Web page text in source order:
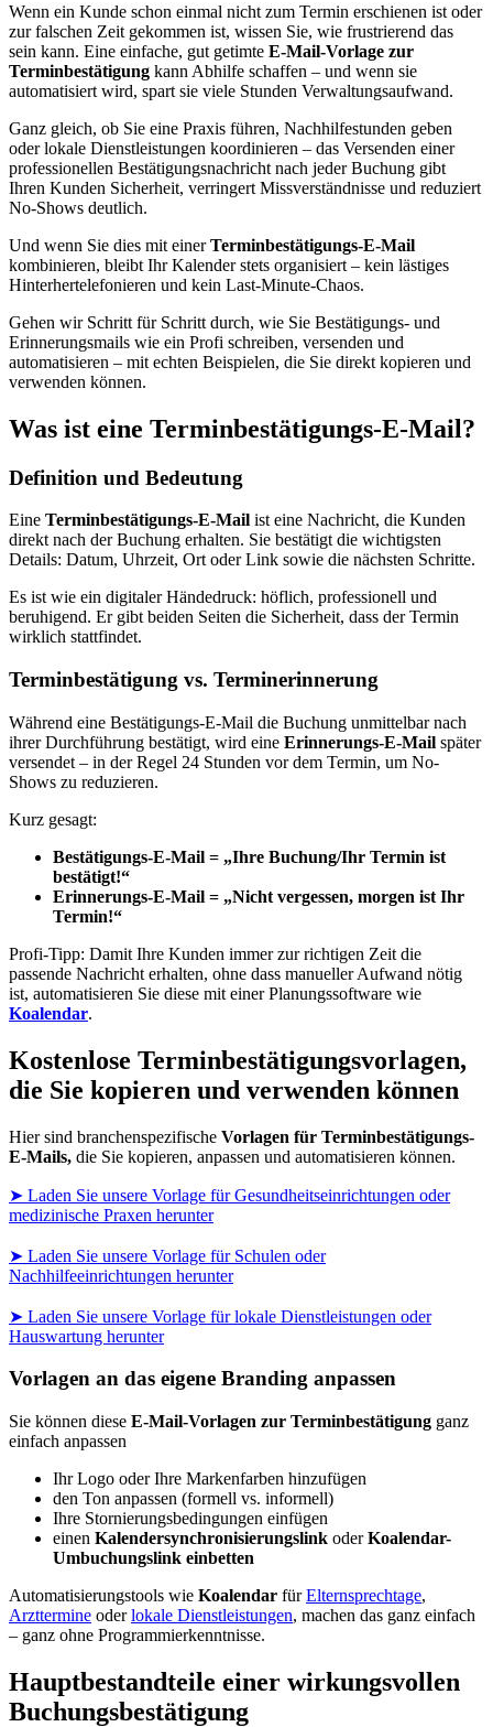
Wenn ein Kunde schon einmal nicht zum Termin erschienen ist oder
zur falschen Zeit gekommen ist, wissen Sie, wie frustrierend das
sein kann. Eine einfache, gut getimte E-Mail-Vorlage zur
Terminbestätigung kann Abhilfe schaffen – und wenn sie
automatisiert wird, spart sie viele Stunden Verwaltungsaufwand.
Ganz gleich, ob Sie eine Praxis führen, Nachhilfestunden geben
oder lokale Dienstleistungen koordinieren – das Versenden einer
professionellen Bestätigungsnachricht nach jeder Buchung gibt
Ihren Kunden Sicherheit, verringert Missverständnisse und reduziert
No-Shows deutlich.
Und wenn Sie dies mit einerTerminbestätigungs-E-Mail
kombinieren, bleibt Ihr Kalender stets organisiert – kein lästiges
Hinterhertelefonieren und kein Last-Minute-Chaos.
Gehen wir Schritt für Schritt durch, wie Sie Bestätigungs- und
Erinnerungsmails wie ein Profi schreiben, versenden und
automatisieren – mit echten Beispielen, die Sie direkt kopieren und
verwenden können.
Was ist eine Terminbestätigungs-E-Mail?
Definition und Bedeutung
Eine Terminbestätigungs-E-Mail ist eine Nachricht, die Kunden
direkt nach der Buchung erhalten. Sie bestätigt die wichtigsten
Details: Datum, Uhrzeit, Ort oder Link sowie die nächsten Schritte.
Es ist wie ein digitaler Händedruck: höflich, professionell und
beruhigend. Er gibt beiden Seiten die Sicherheit, dass der Termin
wirklich stattfindet.
Terminbestätigung vs. Terminerinnerung
Während eine Bestätigungs-E-Mail die Buchung unmittelbar nach
ihrer Durchführung bestätigt, wird eine Erinnerungs-E-Mail später
versendet – in der Regel 24 Stunden vor dem Termin, um No-
Shows zu reduzieren.
Kurz gesagt:
Bestätigungs-E-Mail = „Ihre Buchung/Ihr Termin ist
bestätigt!“
Erinnerungs-E-Mail = „Nicht vergessen, morgen ist Ihr
Termin!“
Profi-Tipp: Damit Ihre Kunden immer zur richtigen Zeit die
passende Nachricht erhalten, ohne dass manueller Aufwand nötig
ist, automatisieren Sie diese mit einer Planungssoftware wie
Koalendar.
Kostenlose Terminbestätigungsvorlagen,
die Sie kopieren und verwenden können
Hier sind branchenspezifische Vorlagen für Terminbestätigungs-
E-Mails, die Sie kopieren, anpassen und automatisieren können.
➤ Laden Sie unsere Vorlage für Gesundheitseinrichtungen oder
medizinische Praxen herunter
➤ Laden Sie unsere Vorlage für Schulen oder
Nachhilfeeinrichtungen herunter
➤ Laden Sie unsere Vorlage für lokale Dienstleistungen oder
Hauswartung herunter
Vorlagen an das eigene Branding anpassen
Sie können diese E-Mail-Vorlagen zur Terminbestätigung ganz
einfach anpassen
Ihr Logo oder Ihre Markenfarben hinzufügen
den Ton anpassen (formell vs. informell)
Ihre Stornierungsbedingungen einfügen
einen Kalendersynchronisierungslink oderKoalendar-
Umbuchungslink einbetten
Automatisierungstools wie Koalendar fürElternsprechtage,
Arzttermine oderlokale Dienstleistungen, machen das ganz einfach
– ganz ohne Programmierkenntnisse.
Hauptbestandteile einer wirkungsvollen
Buchungsbestätigung